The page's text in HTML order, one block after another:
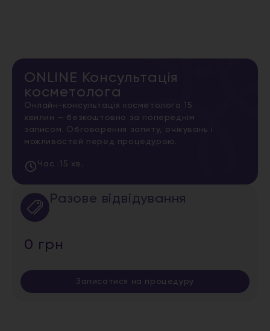
ONLINE Консультація
косметолога
Онлайн-консультація косметолога 15
хвилин — безкоштовно за попереднім
записом. Обговорення запиту, очікувань і
можливостей перед процедурою.
Час : 15 хв.
Разове відвідування
0 грн
Записатися на процедуру